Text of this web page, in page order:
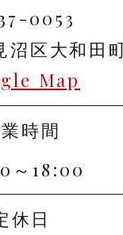
0053
沼区大和田
Map
時間
～18:00
休日